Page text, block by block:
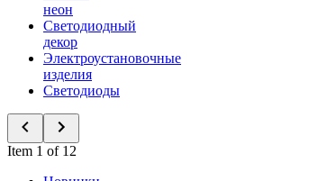
неон
Светодиодный
декор
Электроустановочные
изделия
Светодиоды
Item 1 of 12